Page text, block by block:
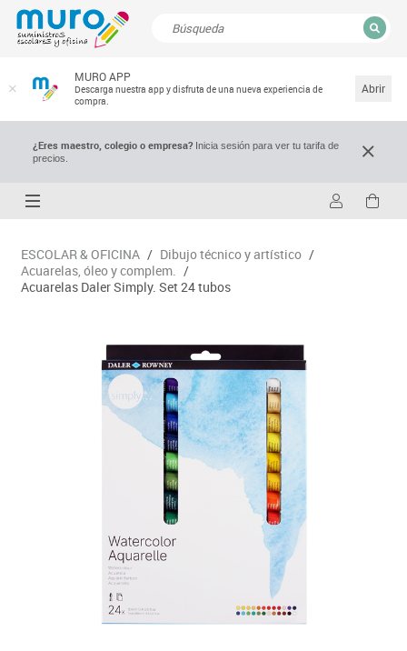
MURO APP
Descarga nuestra app y disfruta de una nueva experiencia de
compra.
Abrir
¿Eres maestro, colegio o empresa?Inicia sesión para ver tu tarifa de
precios.
ESCOLAR & OFICINA / Dibujo técnico y artístico /
Acuarelas, óleo y complem.
/
Acuarelas Daler Simply. Set 24 tubos